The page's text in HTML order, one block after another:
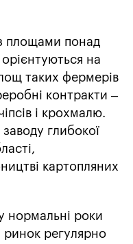
площами понад
орієнтуються на
таких фермерів
контракти –
і крохмалю.
глибокої
картопляних
нормальні роки
ринок регулярно